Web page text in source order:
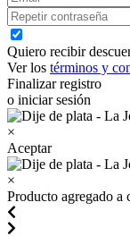
Quiero recibir
Ver los términos y
Finalizar registro
o iniciar sesión
×
Aceptar
×
Producto agregado a